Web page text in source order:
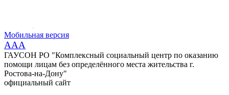
Мобильная версия
AAA
ГАУСОН РО "Комплексный социальный центр по оказанию
помощи лицам без определённого места жительства г.
Ростова-на-Дону"
официальный сайт